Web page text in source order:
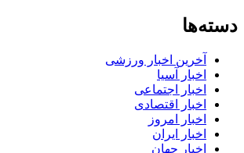
دسته‌ها
آخرین اخبار ورزشی
اخبار آسیا
اخبار اجتماعی
اخبار اقتصادی
اخبار امروز
اخبار ایران
اخبار جهان